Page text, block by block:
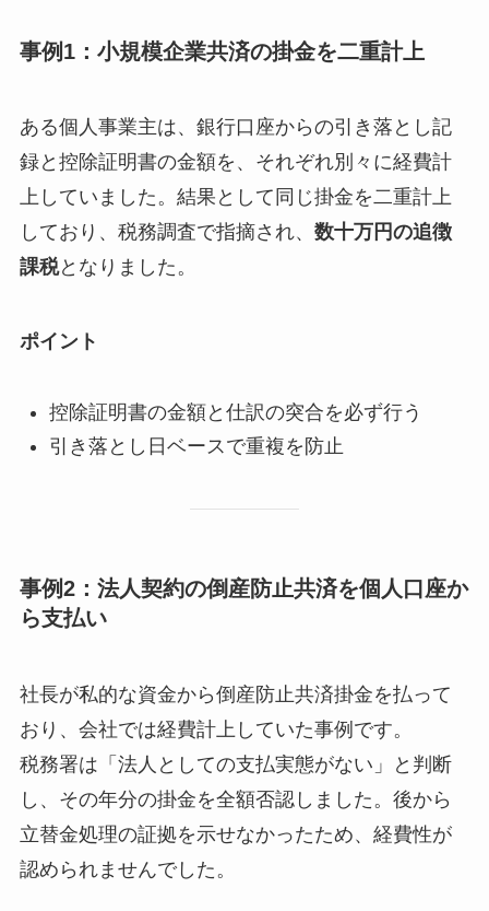
事例1：小規模企業共済の掛金を二重計上
ある個人事業主は、銀行口座からの引き落とし記
録と控除証明書の金額を、それぞれ別々に経費計
上していました。結果として同じ掛金を二重計上
しており、税務調査で指摘され、 数十万円の追徴
課税となりました。
ポイント
控除証明書の金額と仕訳の突合を必ず行う
引き落とし日ベースで重複を防止
事例2：法人契約の倒産防止共済を個人口座か
ら支払い
社長が私的な資金から倒産防止共済掛金を払って
おり、会社では経費計上していた事例です。
税務署は「法人としての支払実態がない」と判断
し、その年分の掛金を全額否認しました。後から
立替金処理の証拠を示せなかったため、経費性が
認められませんでした。